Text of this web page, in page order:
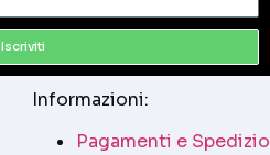
Iscriviti
Informazioni:
Pagamenti e